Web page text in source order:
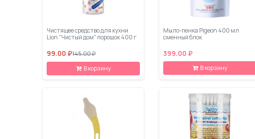
Чистящее средство для кухни
Lion "Чистый дом" порошок 400 г
99.00 ₽145.00 ₽
В корзину
Мыло-пенка Pigeon 400 мл
сменный блок
399.00 ₽
В корзину